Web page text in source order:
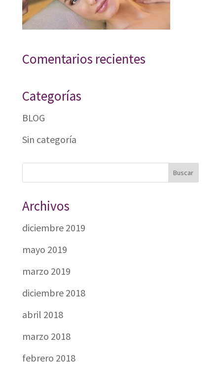
Comentarios recientes
Categorías
BLOG
Sin categoría
Archivos
diciembre 2019
mayo 2019
marzo 2019
diciembre 2018
abril 2018
marzo 2018
febrero 2018